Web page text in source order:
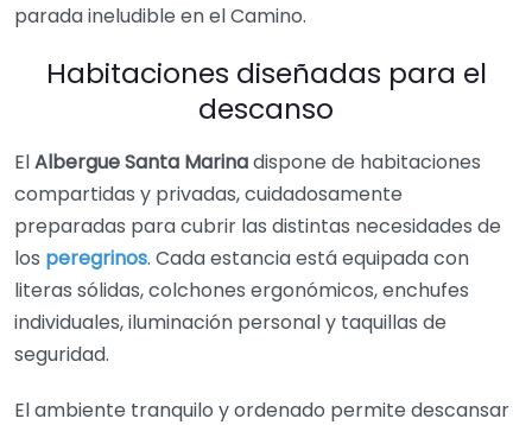
parada ineludible en el Camino.
Habitaciones diseñadas para el
descanso
ElAlbergue Santa Marinadispone de habitaciones
compartidas y privadas, cuidadosamente
preparadas para cubrir las distintas necesidades de
los peregrinos. Cada estancia está equipada con
literas sólidas, colchones ergonómicos, enchufes
individuales, iluminación personal y taquillas de
seguridad.
El ambiente tranquilo y ordenado permite descansar